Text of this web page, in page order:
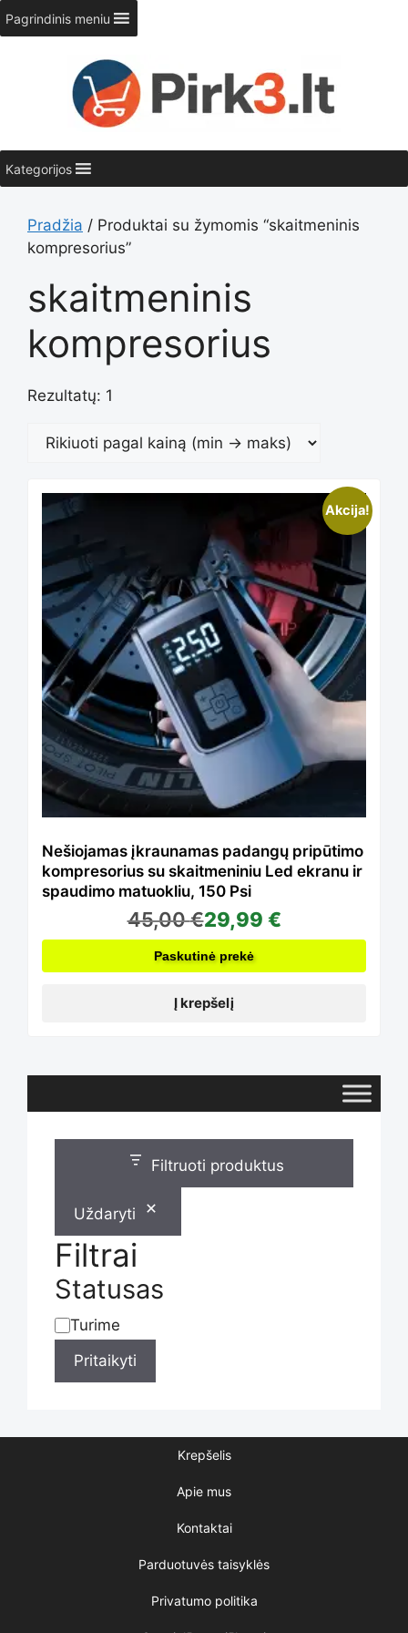
Pereiti
prie
turinio
Pagrindinis meniu
Kategorijos
Pradžia / Produktai su žymomis “skaitmeninis
kompresorius”
skaitmeninis
kompresorius
Rezultatų: 1
Akcija!
Nešiojamas įkraunamas padangų pripūtimo
kompresorius su skaitmeniniu Led ekranu ir
spaudimo matuokliu, 150 Psi
45,00€29,99 €
Paskutinė prekė
Į krepšelį
Filtruoti produktus
Uždaryti
Filtrai
Statusas
Statusas
Turime
Pritaikyti
Krepšelis
Apie mus
Kontaktai
Parduotuvės taisyklės
Privatumo politika